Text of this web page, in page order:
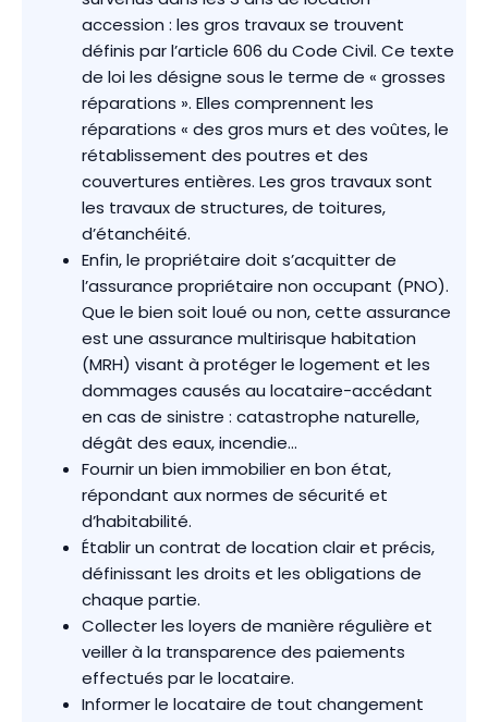
accession : les gros travaux se trouvent
définis par l’article 606 du Code Civil. Ce texte
de loi les désigne sous le terme de « grosses
réparations ». Elles comprennent les
réparations « des gros murs et des voûtes, le
rétablissement des poutres et des
couvertures entières. Les gros travaux sont
les travaux de structures, de toitures,
d’étanchéité.
Enfin, le propriétaire doit s’acquitter de
l’assurance propriétaire non occupant (PNO).
Que le bien soit loué ou non, cette assurance
est une assurance multirisque habitation
(MRH) visant à protéger le logement et les
dommages causés au locataire-accédant
en cas de sinistre : catastrophe naturelle,
dégât des eaux, incendie…
Fournir un bien immobilier en bon état,
répondant aux normes de sécurité et
d’habitabilité.
Établir un contrat de location clair et précis,
définissant les droits et les obligations de
chaque partie.
Collecter les loyers de manière régulière et
veiller à la transparence des paiements
effectués par le locataire.
Informer le locataire de tout changement